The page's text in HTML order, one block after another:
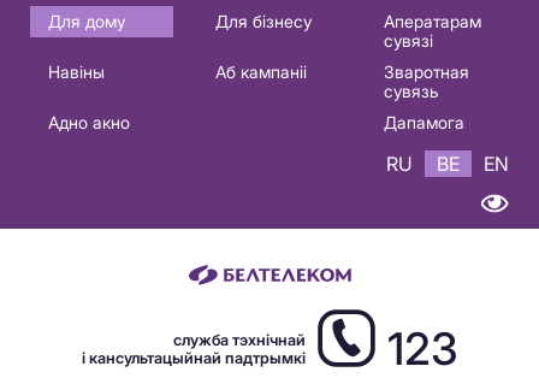
Основная
навигация
Для дому Для бізнесу
Аператарам
сувязі
Навіны
Аб кампаніі
Зваротная
сувязь
Адно акно
Дапамога
RU BE EN
служба тэхнічнай
і кансультацыйнай падтрымкі
123